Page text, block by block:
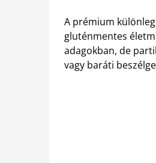
A prémium
gluténmentes
adagokban, de
vagy baráti